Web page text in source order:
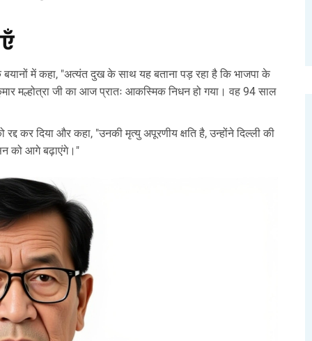
में कहा, "अत्यंत दुख के साथ यह बताना पड़ रहा है कि भाजपा के
मल्होत्रा जी का आज प्रातः आकस्मिक निधन हो गया। वह 94 साल
कर दिया और कहा, "उनकी मृत्यु अपूरणीय क्षति है, उन्होंने दिल्ली की
को आगे बढ़ाएंगे।"